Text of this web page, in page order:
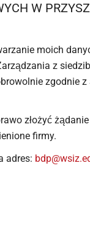
W
moich
z
zgodnie z
złożyć
firmy.
adres: